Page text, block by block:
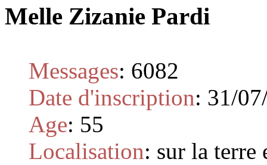
Melle Zizanie Pardi
Messages: 6082
Date d'inscription: 31/
Age: 55
Localisation: sur la terre